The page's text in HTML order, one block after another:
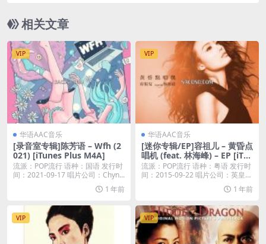
相关文章
VIP
华语AAC音乐
[录音室专辑]陈芳语 – Wfh (2
021) [iTunes Plus M4A]
流派：POP流行 语种：国语 发行时
间：2021-09-17 唱片公司：Chyn...
1 年前
VIP
华语AAC音乐
[迷你专辑/EP]容祖儿 – 黄昏点
唱机 (feat. 林海峰) – EP [iTu
nes Plus M4A]
流派：POP流行 语种：粤语 发行时
间：2015-09-22 唱片公司：英皇唱
1 年前
VIP VIP